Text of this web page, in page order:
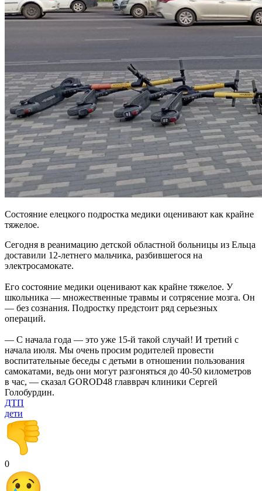
Состояние елецкого подростка медики оценивают как крайне
тяжелое.
Сегодня в реанимацию детской областной больницы из Ельца
доставили 12-летнего мальчика, разбившегося на
электросамокате.
Его состояние медики оценивают как крайне тяжелое. У
школьника — множественные травмы и сотрясение мозга. Он
— без сознания. Подростку предстоит ряд серьезных
операций.
— С начала года — это уже 15-й такой случай! И третий с
начала июля. Мы очень просим родителей провести
воспитательные беседы с детьми в отношении пользования
самокатами, ведь они могут разгоняться до 40-50 километров
в час, — сказал GOROD48 главврач клиники Сергей
Голобурдин.
ДТП
дети
0